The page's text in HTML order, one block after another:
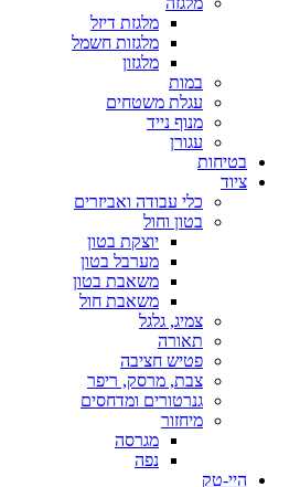
מלגזת דיזל
מלגזות חשמל
מלגזון
במות
עגלת משטחים
מנוף נייד
עגורן
בטיחות
ציוד
כלי עבודה ואביזרים
בטון וחול
יוצקת בטון
מערבל בטון
משאבת בטון
משאבת חול
צמיג, גלגל
תאורה
פטיש חציבה
צבת, מרסק, ריפר
גנרטורים ומדחסים
מיחזור
מגרסה
נפה
היי-טק